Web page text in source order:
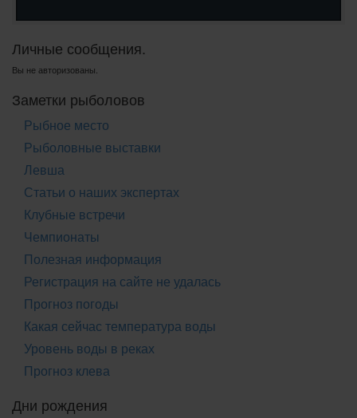
Личные сообщения.
Вы не авторизованы.
Заметки рыболовов
Рыбное место
Рыболовные выставки
Левша
Статьи о наших экспертах
Клубные встречи
Чемпионаты
Полезная информация
Регистрация на сайте не удалась
Прогноз погоды
Какая сейчас температура воды
Уровень воды в реках
Прогноз клева
Дни рождения